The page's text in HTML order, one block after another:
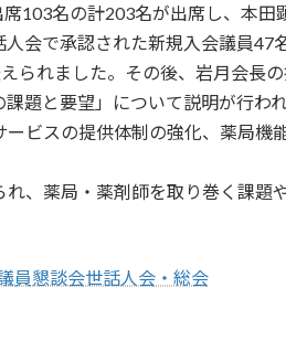
103名の計203名が出席し、本田
会で承認された新規入会議員47
られました。その後、岩月会長
題と要望」について説明が行わ
ビスの提供体制の強化、薬局機
、薬局・薬剤師を取り巻く課題
員懇談会世話人会・総会